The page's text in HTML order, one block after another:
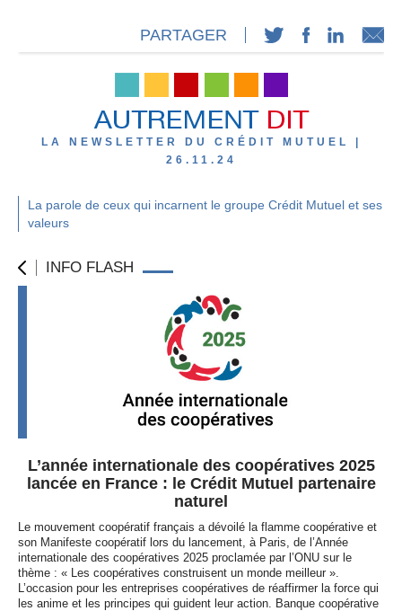
PARTAGER
LA NEWSLETTER DU CRÉDIT MUTUEL |
26.11.24
La parole de ceux qui incarnent le groupe Crédit Mutuel et ses
valeurs
INFO FLASH
L’année internationale des coopératives 2025
lancée en France : le Crédit Mutuel partenaire
naturel
Le mouvement coopératif français a dévoilé la flamme coopérative et
son Manifeste coopératif lors du lancement, à Paris, de l’Année
internationale des coopératives 2025 proclamée par l’ONU sur le
thème : « Les coopératives construisent un monde meilleur ».
L’occasion pour les entreprises coopératives de réaffirmer la force qui
les anime et les principes qui guident leur action. Banque coopérative